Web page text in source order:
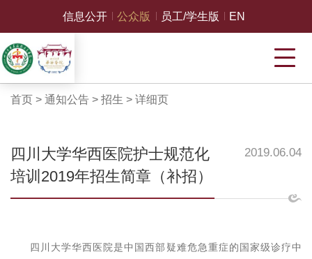
信息公开 公众版 员工/学生版 EN
首页 > 通知公告> 招生 > 详细页
四川大学华西医院护士规范化
培训2019年招生简章（补招）
2019.06.04
四川大学华西医院是中国西部疑难危急重症的国家级诊疗中